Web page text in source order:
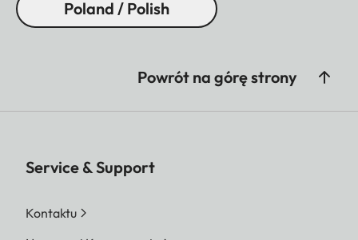
Poland / Polish
Powrót na górę strony
Service & Support
Kontaktu